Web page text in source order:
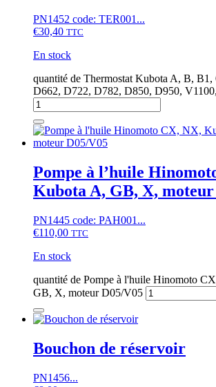
PN1452 code: TER001...
€30,40 TTC
En stock
quantité de Thermostat Kubota A, B,
D662, D722, D782, D850, D950,
Pompe à l’huile
Kubota A, GB, X,
PN1445 code: PAH001...
€110,00 TTC
En stock
quantité de Pompe à l'huile Hinomoto
GB, X, moteur D05/V05
Bouchon de réservoir
PN1456...